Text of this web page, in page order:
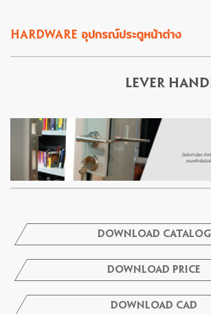
HARDWARE อุปกรณ์ประตูหน้าต่าง
Lever
Download Catalog
Download Price
Download Cad